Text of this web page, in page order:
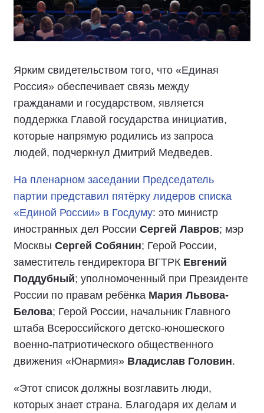
Ярким свидетельством того, что «Единая
Россия» обеспечивает связь между
гражданами и государством, является
поддержка Главой государства инициатив,
которые напрямую родились из запроса
людей, подчеркнул Дмитрий Медведев.
На пленарном заседании Председатель
партии представил пятёрку лидеров списка
«Единой России» в Госдуму: это министр
иностранных дел России Сергей Лавров; мэр
Москвы Сергей Собянин; Герой России,
заместитель гендиректора ВГТРК Евгений
Поддубный; уполномоченный при Президенте
России по правам ребёнка Мария Львова-
Белова; Герой России, начальник Главного
штаба Всероссийского детско-юношеского
военно-патриотического общественного
движения «Юнармия» Владислав Головин.
«Этот список должны возглавить люди,
которых знает страна. Благодаря их делам и